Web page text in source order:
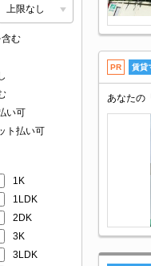
含む
い可
ト払い可
1K
1LDK
2DK
3K
3LDK
PR 賃貸